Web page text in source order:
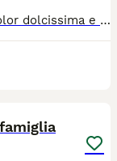
Bellissima meravigliosa cucciola blu bicolor dolcissima e molto tranquilla.... Genitori con pedegree da riproduzione e sani visibili... Verrà ceduta completa di vaccini antiparassitario sverminazione e libretto sanitario... Solo persone amanti degli animali e serie... Siamo dispinibili x ulteriori video foto e videochiamate...